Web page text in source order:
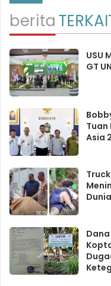
berita
USU
GT
Tuan
Asia